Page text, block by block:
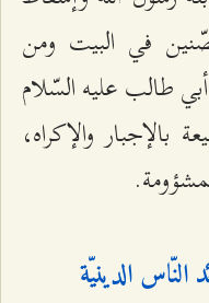
في البيت ومن
طالب عليه السّلام
بالإجبار والإكراه،
النّاس الدينيّة